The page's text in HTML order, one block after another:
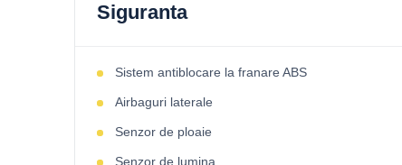
Siguranta
Sistem antiblocare la franare ABS
Airbaguri laterale
Senzor de ploaie
Senzor de lumina